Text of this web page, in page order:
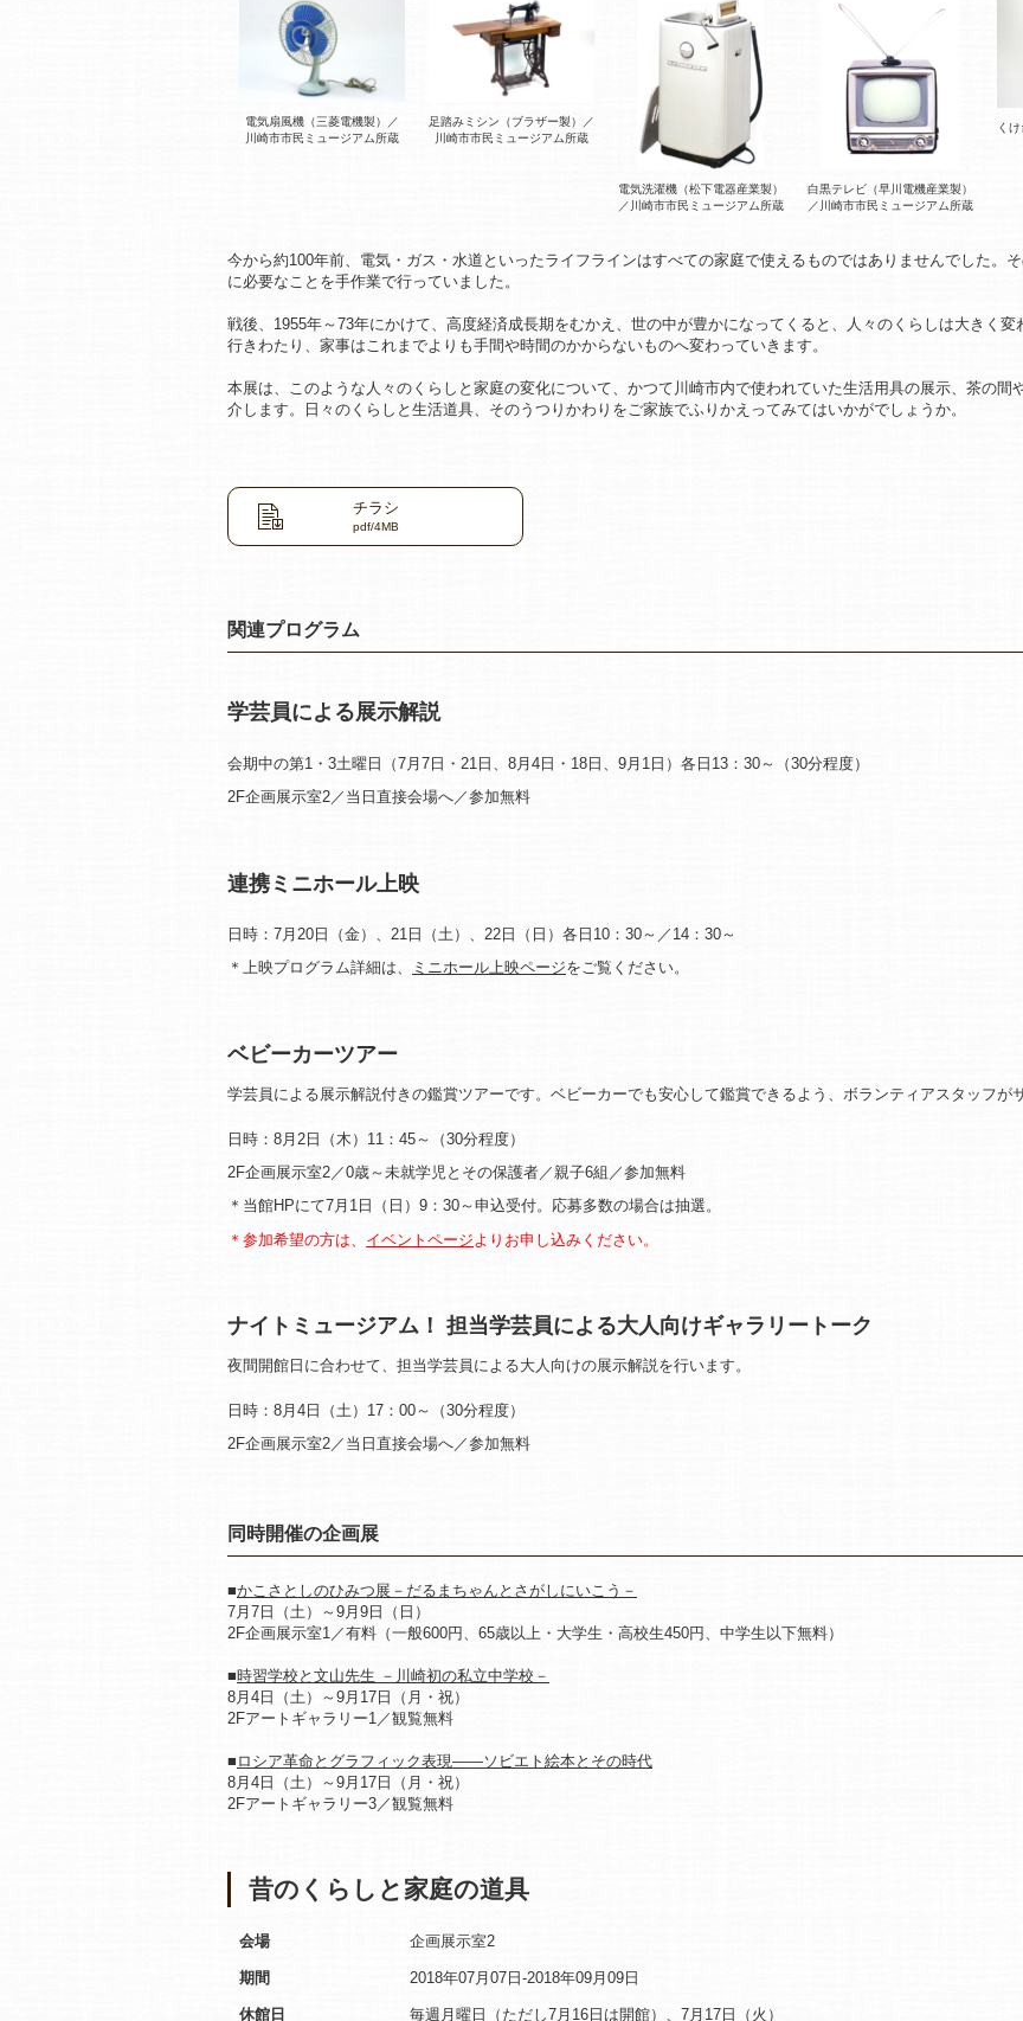
電気扇風機（三菱電機製）／
川崎市市民ミュージアム所蔵
足踏みミシン（ブラザー製）／
川崎市市民ミュージアム所蔵
電気洗濯機（松下電器産業製）
／川崎市市民ミュージアム所蔵
白黒テレビ（早川電機産業製）
／川崎市市民ミュージアム所蔵
く
今から約100年前、電気・ガス・水道といったライフラインはすべての家庭で使えるものではありませんでした。
に必要なことを手作業で行っていました。
戦後、1955年～73年にかけて、高度経済成長期をむかえ、世の中が豊かになってくると、人々のくらしは大きく
行きわたり、家事はこれまでよりも手間や時間のかからないものへ変わっていきます。
本展は、このような人々のくらしと家庭の変化について、かつて川崎市内で使われていた生活用具の展示、茶の間
介します。日々のくらしと生活道具、そのうつりかわりをご家族でふりかえってみてはいかがでしょうか。
チラシ
pdf/4MB
関連プログラム
学芸員による展示解説
会期中の第1・3土曜日（7月7日・21日、8月4日・18日、9月1日）各日13：30～（30分程度）
2F企画展示室2／当日直接会場へ／参加無料
連携ミニホール上映
日時：7月20日（金）、21日（土）、22日（日）各日10：30～／14：30～
＊上映プログラム詳細は、
ミニホール上映ページをご覧ください。
ベビーカーツアー
学芸員による展示解説付きの鑑賞ツアーです。ベビーカーでも安心して鑑賞できるよう、ボランティアスタッフが
日時：8月2日（木）11：45～（30分程度）
2F企画展示室2／0歳～未就学児とその保護者／親子6組／参加無料
＊当館HPにて7月1日（日）9：30～申込受付。応募多数の場合は抽選。
＊参加希望の方は、 イベントページ よりお申し込みください。
ナイトミュージアム！ 担当学芸員による大人向けギャラリートーク
夜間開館日に合わせて、担当学芸員による大人向けの展示解説を行います。
日時：8月4日（土）17：00～（30分程度）
2F企画展示室2／当日直接会場へ／参加無料
同時開催の企画展
■かこさとしのひみつ展－だるまちゃんとさがしにいこう－
7月7日（土）～9月9日（日）
2F企画展示室1／有料（一般600円、65歳以上・大学生・高校生450円、中学生以下無料）
■時習学校と文山先生 －川崎初の私立中学校－
8月4日（土）～9月17日（月・祝）
2Fアートギャラリー1／観覧無料
■ ロシア革命とグラフィック表現――ソビエト絵本とその時代
8月4日（土）～9月17日（月・祝）
2Fアートギャラリー3／観覧無料
昔のくらしと家庭の道具
会場 企画展示室2
期間 2018年07月07日-2018年09月09日
休館日 毎週月曜日（ただし7月16日は開館）、7月17日（火）